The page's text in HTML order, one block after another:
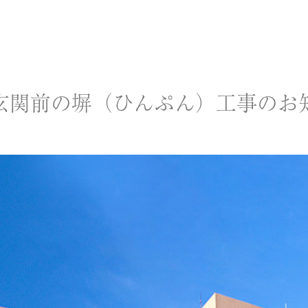
関前の塀（ひんぷん）工事のお